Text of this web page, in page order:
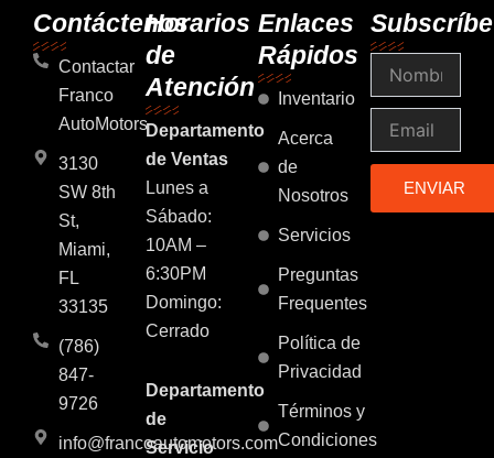
b
o
k
a
a
m
u
e
s
a
p
p
e
d
n
Contáctenos
Contactar
Franco
AutoMotors
3130
SW 8th
St,
Miami,
FL
33135
(786)
847-
9726
info@francoautomotors.com
Horarios
de
Atención
Departamento
de Ventas
Lunes a
Sábado:
10AM –
6:30PM
Domingo:
Cerrado
Departamento
de
Servicio
Enlaces
Rápidos
Inventario
Acerca
de
Nosotros
Servicios
Preguntas
Frequentes
Política de
Privacidad
Términos y
Condiciones
ENVIAR